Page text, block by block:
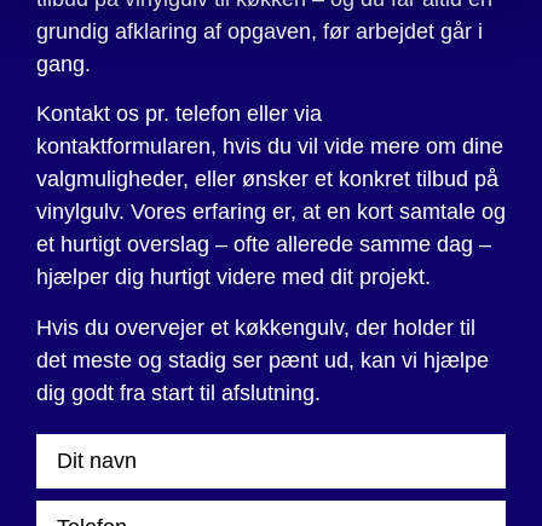
grundig afklaring af opgaven, før arbejdet går i
gang.
Kontakt os pr. telefon eller via
kontaktformularen, hvis du vil vide mere om dine
valgmuligheder, eller ønsker et konkret tilbud på
vinylgulv. Vores erfaring er, at en kort samtale og
et hurtigt overslag – ofte allerede samme dag –
hjælper dig hurtigt videre med dit projekt.
Hvis du overvejer et køkkengulv, der holder til
det meste og stadig ser pænt ud, kan vi hjælpe
dig godt fra start til afslutning.